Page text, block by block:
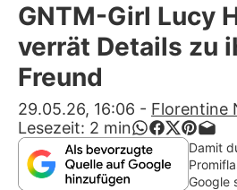
Stars
Filme &
Lifestyle
Familie &
Promiflash
GNTM-Girl Lucy
verrät Details zu
Freund
29.05.26, 16:06 - Florentine
Lesezeit: 2 min
Damit
Google